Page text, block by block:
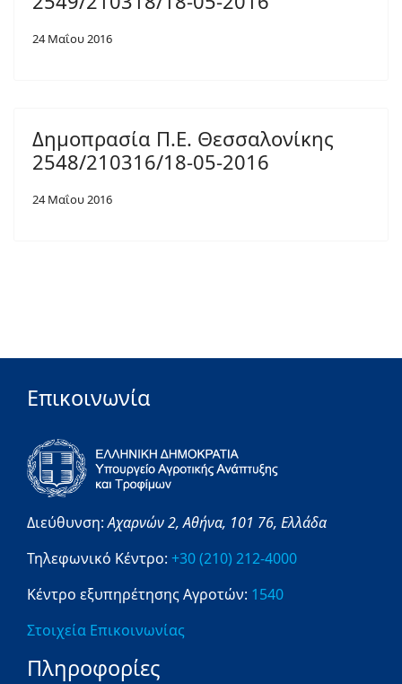
24 Μαΐου 2016
Δημοπρασία Π.Ε. Θεσσαλονίκης
2548/210316/18-05-2016
24 Μαΐου 2016
Επικοινωνία
Διεύθυνση:Αχαρνών 2,Αθήνα, 101 76, Ελλάδα
Τηλεφωνικό Κέντρο: +30 (210) 212-4000
Κέντρο εξυπηρέτησης Αγροτών: 1540
Στοιχεία Επικοινωνίας
Πληροφορίες